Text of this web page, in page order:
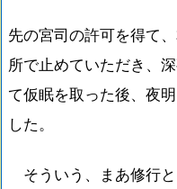
先の宮司の許可を得て
所で止めていただき、
て仮眠を取った後、夜
した。
そういう、まあ修行